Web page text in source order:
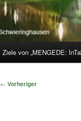
Ziele von „MENGEDE:
Beitragsnavigation
← Vorheriger